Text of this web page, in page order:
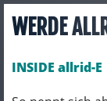
WERDE
INSIDE allrid-E